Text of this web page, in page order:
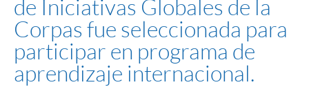
de Iniciativas Globales de la
Corpas fue seleccionada para
participar en programa de
aprendizaje internacional.